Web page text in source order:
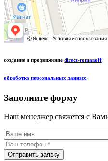
создание и продвижение direct-romanoff
обработка персональных данных
Заполните форму
Наш менеджер свяжется с